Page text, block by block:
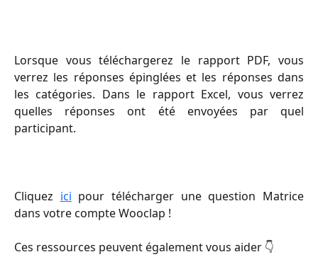
Lorsque vous téléchargerez le rapport PDF, vous
verrez les réponses épinglées et les réponses dans
les catégories. Dans le rapport Excel, vous verrez
quelles réponses ont été envoyées par quel
participant.
Cliquez ici pour télécharger une question Matrice
dans votre compte Wooclap !
Ces ressources peuvent également vous aider 👇